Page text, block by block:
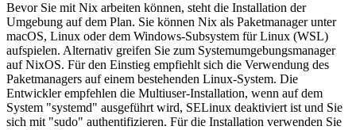
Bevor Sie mit Nix arbeiten können, steht die Installation der
Umgebung auf dem Plan. Sie können Nix als Paketmanager unter
macOS, Linux oder dem Windows-Subsystem für Linux (WSL)
aufspielen. Alternativ greifen Sie zum Systemumgebungsmanager
auf NixOS. Für den Einstieg empfiehlt sich die Verwendung des
Paketmanagers auf einem bestehenden Linux-System. Die
Entwickler empfehlen die Multiuser-Installation, wenn auf dem
System "systemd" ausgeführt wird, SELinux deaktiviert ist und Sie
sich mit "sudo" authentifizieren. Für die Installation verwenden Sie